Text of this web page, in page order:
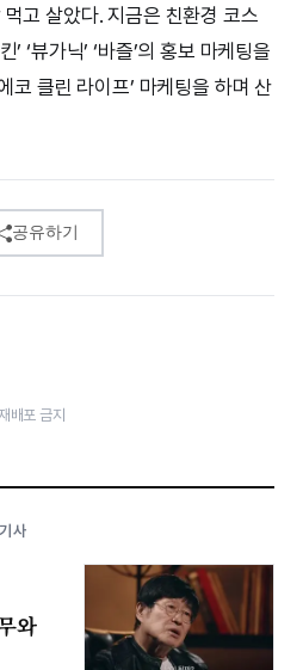
고 살았다. 지금은 친환경 코스
‘뷰가닉’ ‘바즐’의 홍보 마케팅을
코 클린 라이프’ 마케팅을 하며 산
공유하기
배포 금지
사
와